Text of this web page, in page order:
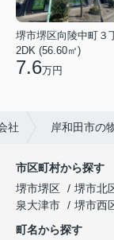
堺市堺区向陵中町３
2DK (56.60㎡)
7.6万円
社 岸和田市の
市区町村から探す
堺市堺区
堺市北
泉大津市
堺市西
町名から探す